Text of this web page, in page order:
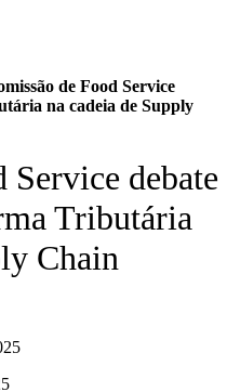
de Food Service
na cadeia de Supply
Service debate
Tributária
Chain